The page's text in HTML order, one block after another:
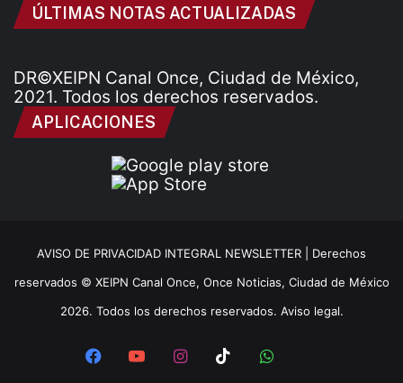
ÚLTIMAS NOTAS ACTUALIZADAS
DR©XEIPN Canal Once, Ciudad de México,
2021. Todos los derechos reservados.
APLICACIONES
AVISO DE PRIVACIDAD INTEGRAL NEWSLETTER | Derechos
reservados © XEIPN Canal Once, Once Noticias, Ciudad de México
2026. Todos los derechos reservados. Aviso legal.
FacebookYouTubeInstagram
TikTokWhatsApp